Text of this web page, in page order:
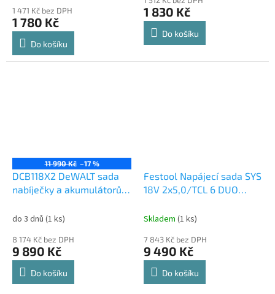
1 471 Kč bez DPH
1 780 Kč
Do košíku
produktu
je
5,0
hvězdiček.
1 830 Kč
Do košíku
11 990 Kč –17 %
DCB118X2 DeWALT sada
nabíječky a akumulátorů
do 3 dnů (1 ks)
8 174 Kč bez DPH
9 890 Kč
Do košíku
Festool Napájecí sada SYS
18V 2x5,0/TCL 6 DUO
Skladem (1 ks)
7 843 Kč bez DPH
9 490 Kč
Do košíku